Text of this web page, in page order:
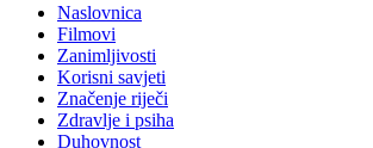
Naslovnica
Filmovi
Zanimljivosti
Korisni savjeti
Značenje riječi
Zdravlje i psiha
Duhovnost